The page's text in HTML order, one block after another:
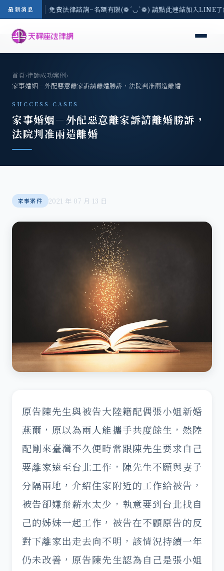
最新消息
-8/3(一) 現場免費法律諮詢~名額有限(❁´◡`❁) 請點此連結加入LINE
首頁›律師成功案例›
家事婚姻－外配惡意離家訴請離婚勝訴，法院判准兩造離婚
SUCCESS CASES
家事婚姻－外配惡意離家訴請離婚勝訴，
法院判准兩造離婚
家事案件 2021 年 07 月 13 日
原告陳先生與被告大陸籍配偶張小姐新婚
燕爾，原以為兩人能攜手共度餘生，然陸
配剛來臺灣不久便時常跟陳先生要求自己
要離家遠至台北工作，陳先生不願與妻子
分隔兩地，介紹住家附近的工作給被告，
被告卻嫌棄薪水太少，執意要到台北找自
己的姊妹一起工作，被告在不顧原告的反
對下離家出走去向不明，該情況持續一年
仍未改善，原告陳先生認為自己是張小姐